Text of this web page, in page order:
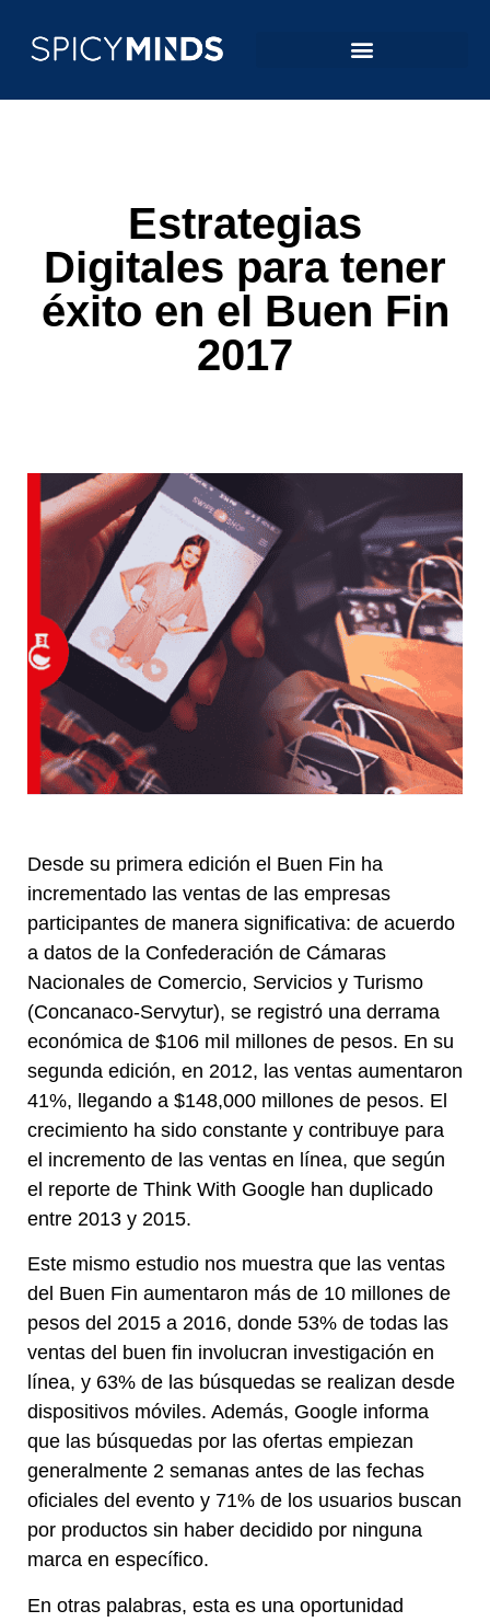
Estrategias
Digitales para tener
éxito en el Buen Fin
2017
Desde su primera edición el Buen Fin ha
incrementado las ventas de las empresas
participantes de manera significativa: de acuerdo
a datos de la Confederación de Cámaras
Nacionales de Comercio, Servicios y Turismo
(Concanaco-Servytur), se registró una derrama
económica de $106 mil millones de pesos. En su
segunda edición, en 2012, las ventas aumentaron
41%, llegando a $148,000 millones de pesos. El
crecimiento ha sido constante y contribuye para
el incremento de las ventas en línea, que según
el reporte de Think With Google han duplicado
entre 2013 y 2015.
Este mismo estudio nos muestra que las ventas
del Buen Fin aumentaron más de 10 millones de
pesos del 2015 a 2016, donde 53% de todas las
ventas del buen fin involucran investigación en
línea, y 63% de las búsquedas se realizan desde
dispositivos móviles. Además, Google informa
que las búsquedas por las ofertas empiezan
generalmente 2 semanas antes de las fechas
oficiales del evento y 71% de los usuarios buscan
por productos sin haber decidido por ninguna
marca en específico.
En otras palabras, esta es una oportunidad